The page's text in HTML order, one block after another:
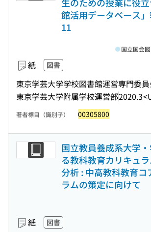
館活用データベース
11
紙 図書
東京学芸大学学校図書館運営専門委
東京学芸大学附属学校運営部2020.3
国立国会
著者標目（識別子） 00305800
国立教員養成系大学
る教科教育カリキュ
分析 : 中高教科教育コ
ラムの策定に向けて
紙 図書